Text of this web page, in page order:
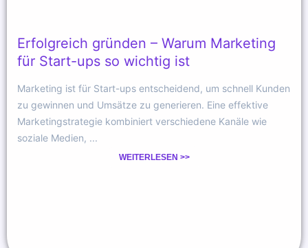
Erfolgreich gründen – Warum Marketing
für Start-ups so wichtig ist
Marketing ist für Start-ups entscheidend, um schnell Kunden
zu gewinnen und Umsätze zu generieren. Eine effektive
Marketingstrategie kombiniert verschiedene Kanäle wie
soziale Medien, ...
WEITERLESEN >>